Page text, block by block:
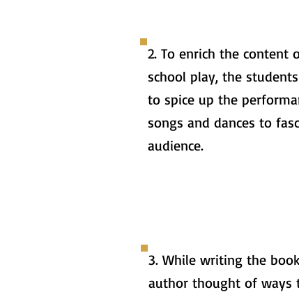
2. To enrich the content
school play, the
to spice up the
songs and dances to
audience.
3. While writing the
author thought of ways